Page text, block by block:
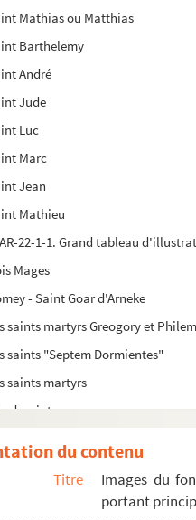
Mathias ou Matthias
Barthelemy
André
Jude
Luc
Marc
Jean
Mathieu
22-1-1. Grand tableau
Mages
- Saint Goar d'Arneke
saints martyrs Greogory et
saints "Septem Dormientes"
saints martyrs
22-12-66. Les deux cents
du contenu
Titre
Images du
portant